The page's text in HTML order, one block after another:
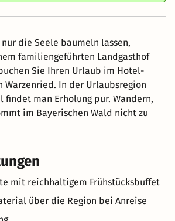
die Seele baumeln lassen,
familiengeführten Landgasthof
Sie Ihren Urlaub im Hotel-
Warzenried. In der Urlaubsregion
findet man Erholung pur. Wandern,
im Bayerischen Wald nicht zu
mit reichhaltigem Frühstücksbuffet
über die Region bei Anreise